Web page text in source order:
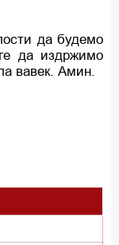
да будемо
да издржимо
вавек. Амин.